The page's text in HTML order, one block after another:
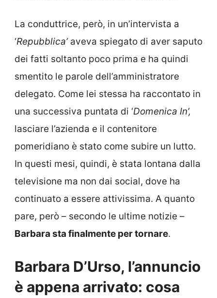
La conduttrice, però, in un’intervista a
‘Repubblica’aveva spiegato di aver saputo
dei fatti soltanto poco prima e ha quindi
smentito le parole dell’amministratore
delegato. Come lei stessa ha raccontato in
una successiva puntata di ‘Domenica In’,
lasciare l’azienda e il contenitore
pomeridiano è stato come subire un lutto.
In questi mesi, quindi, è stata lontana dalla
televisione ma non dai social, dove ha
continuato a essere attivissima. A quanto
pare, però – secondo le ultime notizie –
Barbara sta finalmente per tornare.
Barbara D’Urso, l’annuncio
è appena arrivato: cosa